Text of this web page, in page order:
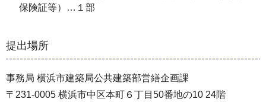
保険証等）…１部
提出場所
事務局 横浜市建築局公共建築部営繕企画課
〒231-0005 横浜市中区本町６丁目50番地の10 24階